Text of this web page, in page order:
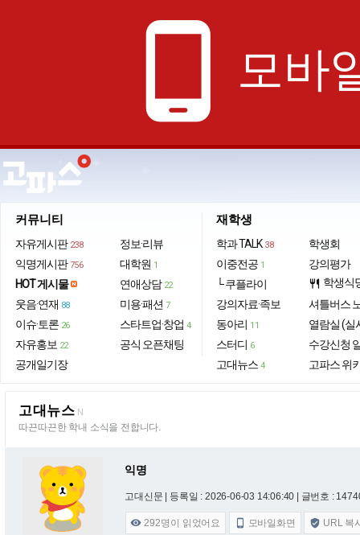
phone_android 모바
커뮤니티
자유게시판 238
익명게시판 756
HOT 게시물
웃음·연재 88
이슈·토론 26
자유홍보 22
공개일기장
정보·리뷰
대학원 1
연애상담 22
미용·패션 7
스타트업·창업 4
공식 오픈채팅
재학생
학과 TALK 38
이중전공 1
└ 쿠플라이
강의자료·족보
동아리 11
스터디 6
고대뉴스 4
학생회
강의평가
restaurant 학생식
셔틀버스
열람실 (실
수강신청
고파스 위
고대뉴스 N
따끈따끈한 학내 소식을 전합니다.
익명
고대신문 | 등록일 : 2026-06-03 14:06:40 | 글번호 :
 292명이 읽었어요  모바일화면  URL 복